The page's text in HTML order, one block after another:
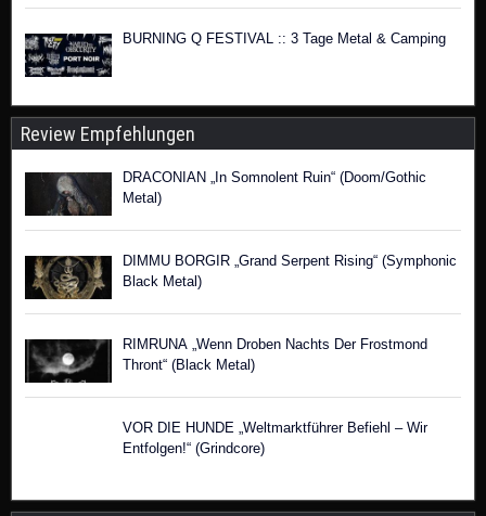
BURNING Q FESTIVAL :: 3 Tage Metal & Camping
Review Empfehlungen
DRACONIAN „In Somnolent Ruin“ (Doom/Gothic
Metal)
DIMMU BORGIR „Grand Serpent Rising“ (Symphonic
Black Metal)
RIMRUNA „Wenn Droben Nachts Der Frostmond
Thront“ (Black Metal)
VOR DIE HUNDE „Weltmarktführer Befiehl – Wir
Entfolgen!“ (Grindcore)